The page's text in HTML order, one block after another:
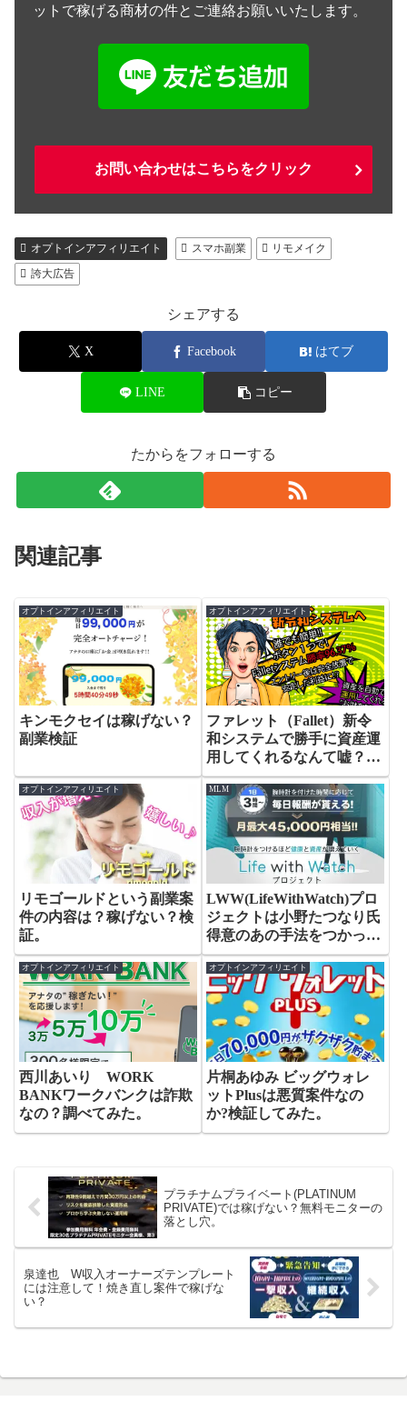
ットで稼げる商材の件とご連絡お願いいたします。
お問い合わせはこちらをクリック
オプトインアフィリエイト スマホ副業
リモメイク
誇大広告
シェアする
X Facebook はてブ
LINE コピー
たからをフォローする
関連記事
オプトインアフィリエイト
キンモクセイは稼げない？
副業検証
オプトインアフィリエイト
ファレット（Fallet）新令
和システムで勝手に資産運
用してくれるなんて嘘？検
証。
オプトインアフィリエイト
リモゴールドという副業案
件の内容は？稼げない？検
証。
MLM
LWW(LifeWithWatch)プロ
ジェクトは小野たつなり氏
得意のあの手法をつかった
嘘つき案件だった⁈
オプトインアフィリエイト
西川あいり WORK
BANKワークバンクは詐欺
なの？調べてみた。
オプトインアフィリエイト
片桐あゆみ ビッグウォレ
ットPlusは悪質案件なの
か?検証してみた。
プラチナムプライベート(PLATINUM
PRIVATE)では稼げない？無料モニターの
落とし穴。
泉達也 W収入オーナーズテンプレート
には注意して！焼き直し案件で稼げな
い？